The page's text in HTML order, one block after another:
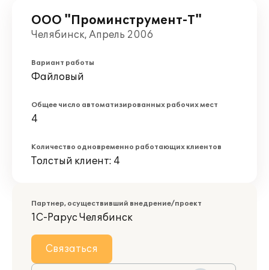
ООО "Проминструмент-Т"
Челябинск, Апрель 2006
Вариант работы
Файловый
Общее число автоматизированных рабочих мест
4
Количество одновременно работающих клиентов
Толстый клиент: 4
Партнер, осуществивший внедрение/проект
1С-Рарус Челябинск
Связаться